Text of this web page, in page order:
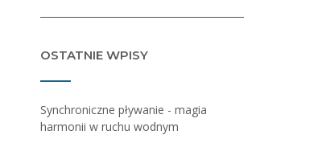
OSTATNIE WPISY
Synchroniczne pływanie - magia
harmonii w ruchu wodnym